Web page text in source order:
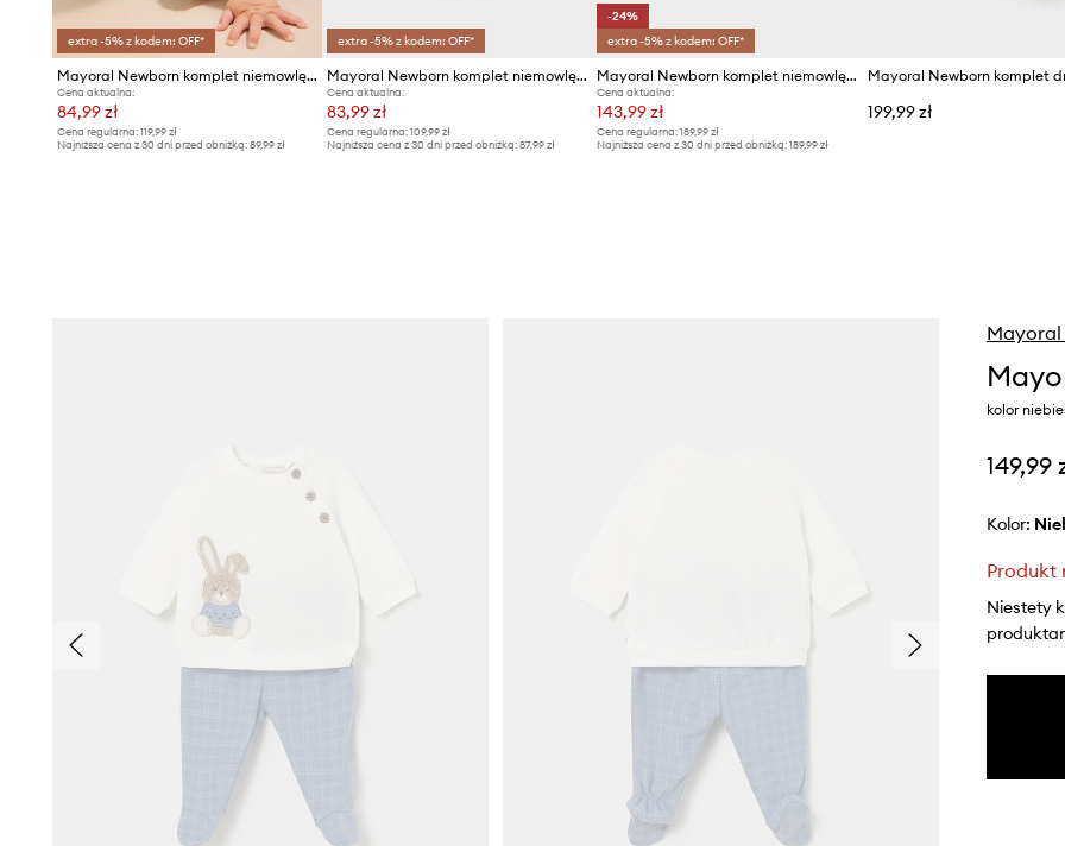
extra -5% z kodem: OFF*
Mayoral Newborn komplet niemowlęcy
Cena aktualna:
84,99 zł
Cena regularna: 119,99 zł
Najniższa cena z 30 dni przed obniżką: 89,99 zł
extra -5% z kodem: OFF*
Mayoral Newborn komplet niemowlęcy
Cena aktualna:
83,99 zł
Cena regularna:109,99 zł
Najniższa cena z 30 dni przed obniżką:87,99 zł
-24%
extra -5% z kodem: OFF*
Mayoral Newborn komplet niemowlęcy
Cena aktualna:
143,99 zł
Cena regularna: 189,99 zł
Najniższa cena z 30 dni przed obniżką: 189,99 zł
199,99 zł
kolor
149,99
Kolor:
Produkt
Niestety